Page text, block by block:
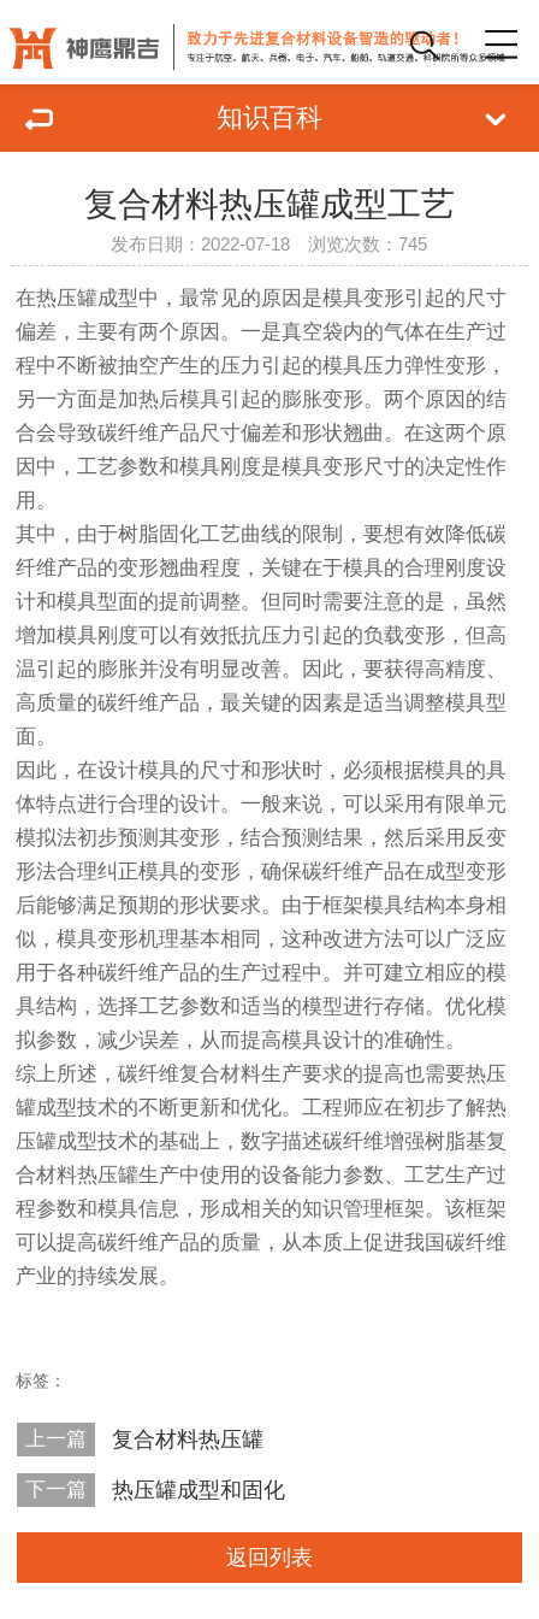
知识百科
复合材料热压罐成型工艺
发布日期：2022-07-18 浏览次数：745
在热压罐成型中，最常见的原因是模具变形引起的尺寸
偏差，主要有两个原因。一是真空袋内的气体在生产过
程中不断被抽空产生的压力引起的模具压力弹性变形，
另一方面是加热后模具引起的膨胀变形。两个原因的结
合会导致碳纤维产品尺寸偏差和形状翘曲。在这两个原
因中，工艺参数和模具刚度是模具变形尺寸的决定性作
用。
其中，由于树脂固化工艺曲线的限制，要想有效降低碳
纤维产品的变形翘曲程度，关键在于模具的合理刚度设
计和模具型面的提前调整。但同时需要注意的是，虽然
增加模具刚度可以有效抵抗压力引起的负载变形，但高
温引起的膨胀并没有明显改善。因此，要获得高精度、
高质量的碳纤维产品，最关键的因素是适当调整模具型
面。
因此，在设计模具的尺寸和形状时，必须根据模具的具
体特点进行合理的设计。一般来说，可以采用有限单元
模拟法初步预测其变形，结合预测结果，然后采用反变
形法合理纠正模具的变形，确保碳纤维产品在成型变形
后能够满足预期的形状要求。由于框架模具结构本身相
似，模具变形机理基本相同，这种改进方法可以广泛应
用于各种碳纤维产品的生产过程中。并可建立相应的模
具结构，选择工艺参数和适当的模型进行存储。优化模
拟参数，减少误差，从而提高模具设计的准确性。
综上所述，碳纤维复合材料生产要求的提高也需要热压
罐成型技术的不断更新和优化。工程师应在初步了解热
压罐成型技术的基础上，数字描述碳纤维增强树脂基复
合材料热压罐生产中使用的设备能力参数、工艺生产过
程参数和模具信息，形成相关的知识管理框架。该框架
可以提高碳纤维产品的质量，从本质上促进我国碳纤维
产业的持续发展。
标签：
上一篇 复合材料热压罐
下一篇 热压罐成型和固化
返回列表